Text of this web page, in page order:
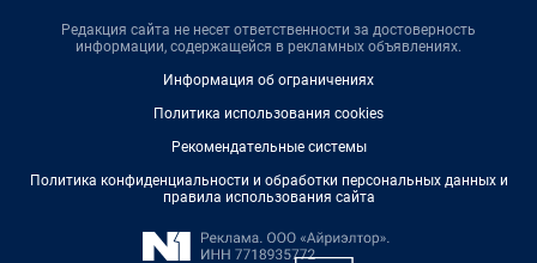
Редакция сайта не несет ответственности за достоверность
информации, содержащейся в рекламных объявлениях.
Информация об ограничениях
Политика использования cookies
Рекомендательные системы
Политика конфиденциальности и обработки персональных данных и
правила использования сайта